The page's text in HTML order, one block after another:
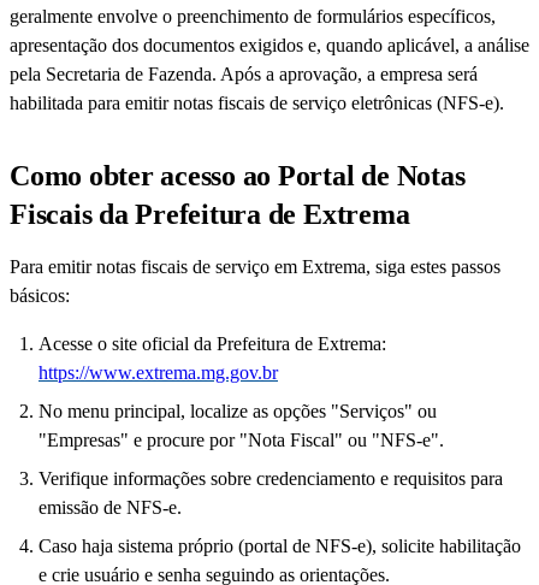
geralmente envolve o preenchimento de formulários específicos,
apresentação dos documentos exigidos e, quando aplicável, a análise
pela Secretaria de Fazenda. Após a aprovação, a empresa será
habilitada para emitir notas fiscais de serviço eletrônicas (NFS-e).
Como obter acesso ao Portal de Notas
Fiscais da Prefeitura de Extrema
Para emitir notas fiscais de serviço em Extrema, siga estes passos
básicos:
Acesse o site oficial da Prefeitura de Extrema:
https://www.extrema.mg.gov.br
No menu principal, localize as opções "Serviços" ou
"Empresas" e procure por "Nota Fiscal" ou "NFS-e".
Verifique informações sobre credenciamento e requisitos para
emissão de NFS-e.
Caso haja sistema próprio (portal de NFS-e), solicite habilitação
e crie usuário e senha seguindo as orientações.